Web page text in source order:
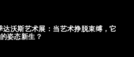
沃斯艺术展：当艺术挣脱束缚，它
姿态新生？